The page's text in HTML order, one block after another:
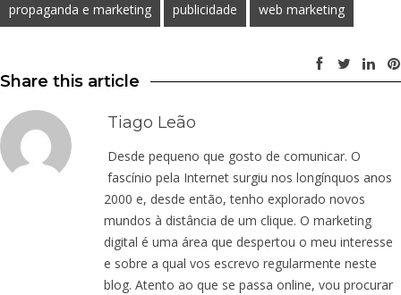
propaganda e marketing publicidade web marketing
Share this article
Tiago Leão
Desde pequeno que gosto de comunicar. O
fascínio pela Internet surgiu nos longínquos anos
2000 e, desde então, tenho explorado novos
mundos à distância de um clique. O marketing
digital é uma área que despertou o meu interesse
e sobre a qual vos escrevo regularmente neste
blog. Atento ao que se passa online, vou procurar